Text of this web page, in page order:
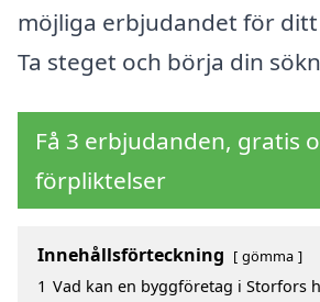
möjliga erbjudandet för
Ta steget och börja din
Få 3 erbjudanden, gratis
förpliktelser
Innehållsförteckning gömma
1 Vad kan en byggföretag i Storfors